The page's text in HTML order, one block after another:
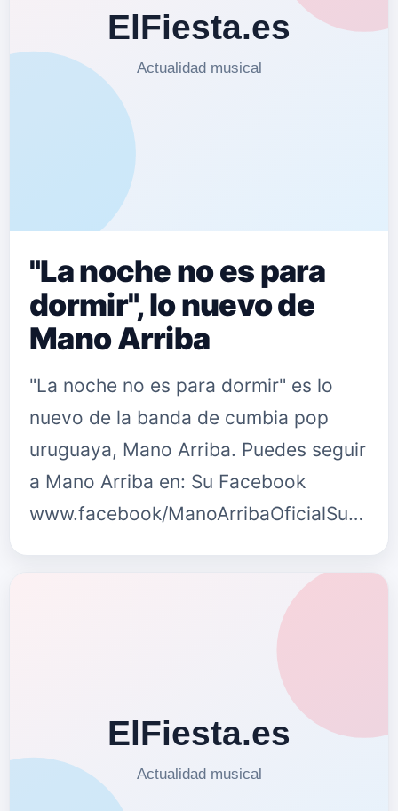
"La noche no es para
dormir", lo nuevo de
Mano Arriba
"La noche no es para dormir" es lo
nuevo de la banda de cumbia pop
uruguaya, Mano Arriba. Puedes seguir
a Mano Arriba en: Su Facebook
www.facebook/ManoArribaOficialSu
www.instagram.com/manoarriba…